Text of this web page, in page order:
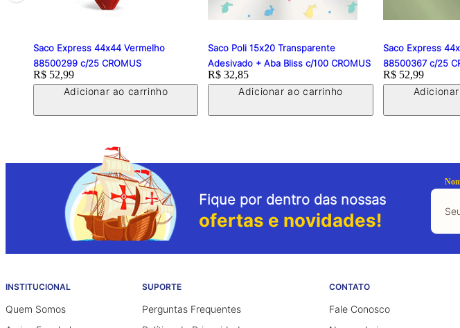
Saco Express 44x44 Vermelho
88500299 c/25 CROMUS
Price:
R$ 52,99
Adicionar ao carrinho
Saco Poli 15x20 Transparente
Adesivado + Aba Bliss c/100 CROMUS
Price:
R$ 32,85
Adicionar ao carrinho
Saco Express
88500367 c/25
Price:
R$ 52,99
Fique por dentro das nossas
ofertas e novidades!
INSTITUCIONAL
Quem Somos
SUPORTE
Perguntas Frequentes
CONTATO
Fale Conosco